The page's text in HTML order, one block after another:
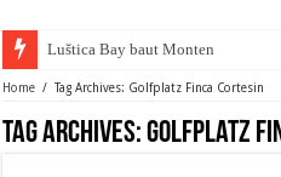
Luštica Bay baut Montenegros
Home / Tag Archives: Golfplatz Finca Cortesin
Tag Archives:Golfplatz